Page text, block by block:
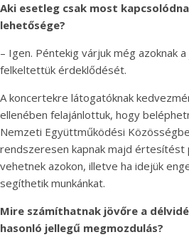
Aki esetleg csak most
lehetősége?
– Igen. Péntekig várjuk még azoknak
felkeltettük érdeklődését.
A koncertekre látogatóknak
ellenében felajánlottuk, hogy
Nemzeti Együttműködési
rendszeresen kapnak majd
vehetnek azokon, illetve ha idejük
segíthetik munkánkat.
Mire számíthatnak jövőre a
hasonló jellegű megmozdulás?